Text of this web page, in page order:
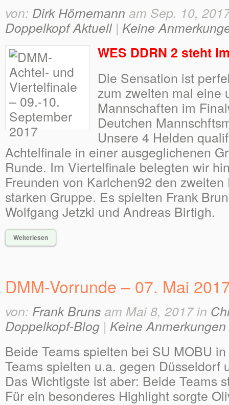
von: Dirk Hörnemann am Sep. 10,
Doppelkopf Aktuell| Keine
WES DDRN 2 steht
Die Sensation ist
zum zweiten mal eine
Mannschaften im
Deutchen
Unsere 4 Helden
Achtelfinale in einer ausgeglichenen
Runde. Im Viertelfinale belegten wir
Freunden von Karlchen92 den
starken Gruppe. Es spielten Frank
Wolfgang Jetzki und Andreas Birtigh.
Weiterlesen
DMM-Vorrunde – 07. Mai
von: Frank Bruns am Mai 8, 2017 in
Doppelkopf-Blog | Keine Anmerkungen
Beide Teams spielten bei SU MOBU
Teams spielten u.a. gegen Düsseldorf
Das Wichtigste ist aber: Beide Teams
Für ein besonderes Highlight sorgte